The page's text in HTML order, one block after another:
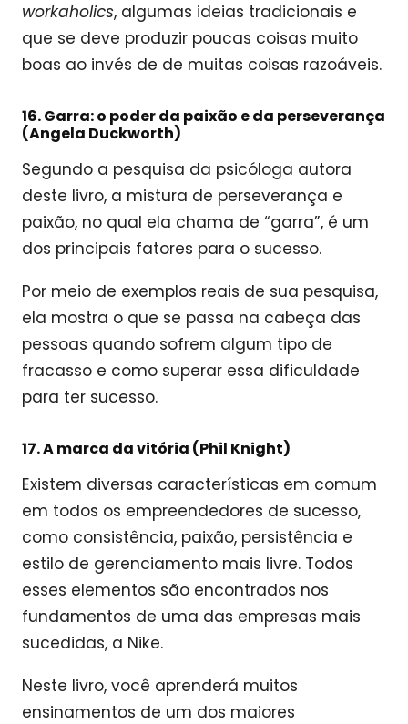
workaholics, algumas ideias tradicionais e
que se deve produzir poucas coisas muito
boas ao invés de de muitas coisas razoáveis.
16. Garra: o poder da paixão e da perseverança
(Angela Duckworth)
Segundo a pesquisa da psicóloga autora
deste livro, a mistura de perseverança e
paixão, no qual ela chama de “garra”, é um
dos principais fatores para o sucesso.
Por meio de exemplos reais de sua pesquisa,
ela mostra o que se passa na cabeça das
pessoas quando sofrem algum tipo de
fracasso e como superar essa dificuldade
para ter sucesso.
17. A marca da vitória (Phil Knight)
Existem diversas características em comum
em todos os empreendedores de sucesso,
como consistência, paixão, persistência e
estilo de gerenciamento mais livre. Todos
esses elementos são encontrados nos
fundamentos de uma das empresas mais
sucedidas, a Nike.
Neste livro, você aprenderá muitos
ensinamentos de um dos maiores